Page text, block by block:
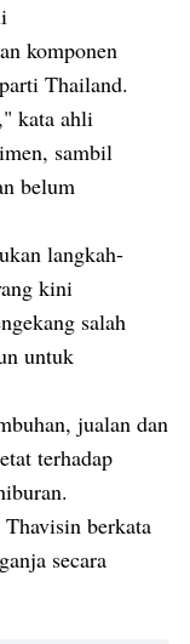
komponen
Thailand.
kata ahli
sambil
belum
langkah-
kini
salah
untuk
jualan dan
terhadap
berkata
secara